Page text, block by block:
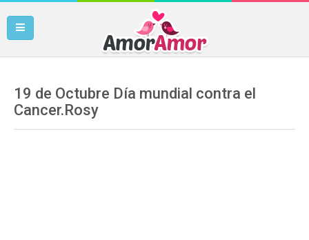
19 de Octubre Día mundial contra el
Cancer.Rosy